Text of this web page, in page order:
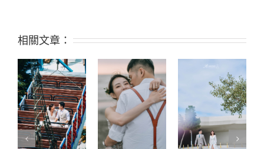
相關文章：